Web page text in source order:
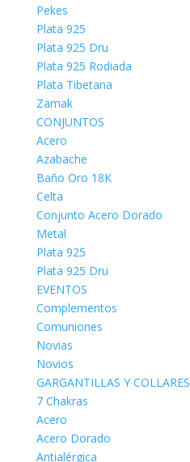
Pekes
Plata 925
Plata 925 Dru
Plata 925 Rodiada
Plata Tibetana
Zamak
CONJUNTOS
Acero
Azabache
Baño Oro 18K
Celta
Conjunto Acero Dorado
Metal
Plata 925
Plata 925 Dru
EVENTOS
Complementos
Comuniones
Novias
Novios
GARGANTILLAS Y COLLARES
7 Chakras
Acero
Acero Dorado
Antialérgica